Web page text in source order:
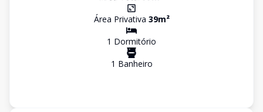
Área Privativa 39m²
1 Dormitório
1 Banheiro